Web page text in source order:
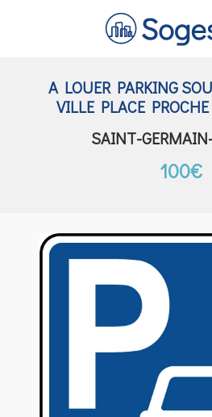
A LOUER PARKING
VILLE PLACE
SAINT-
100€